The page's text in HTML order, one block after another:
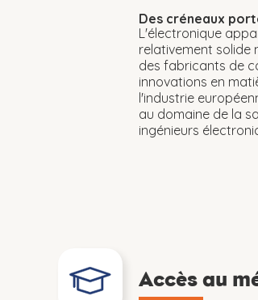
Des créneaux
L'électronique
relativement solide
des fabricants de
innovations en
l'industrie
au domaine de la
ingénieurs
Accès au